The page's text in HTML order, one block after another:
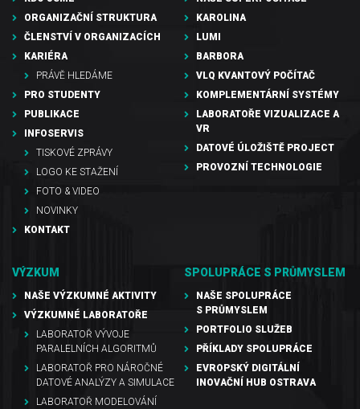
ORGANIZAČNÍ STRUKTURA
ČLENSTVÍ V ORGANIZACÍCH
KARIÉRA
PRÁVĚ HLEDÁME
PRO STUDENTY
PUBLIKACE
INFOSERVIS
TISKOVÉ ZPRÁVY
LOGO KE STAŽENÍ
FOTO & VIDEO
NOVINKY
KONTAKT
KAROLINA
LUMI
BARBORA
VLQ KVANTOVÝ POČÍTAČ
KOMPLEMENTÁRNÍ SYSTÉMY
LABORATOŘE VIZUALIZACE A
VR
DATOVÉ ÚLOŽIŠTĚ PROJECT
PROVOZNÍ TECHNOLOGIE
VÝZKUM
NAŠE VÝZKUMNÉ AKTIVITY
VÝZKUMNÉ LABORATOŘE
LABORATOŘ VÝVOJE
PARALELNÍCH ALGORITMŮ
LABORATOŘ PRO NÁROČNÉ
DATOVÉ ANALÝZY A SIMULACE
LABORATOŘ MODELOVÁNÍ
SPOLUPRÁCE S PRŮMYSLEM
NAŠE SPOLUPRÁCE
S PRŮMYSLEM
PORTFOLIO SLUŽEB
PŘÍKLADY SPOLUPRÁCE
EVROPSKÝ DIGITÁLNÍ
INOVAČNÍ HUB OSTRAVA